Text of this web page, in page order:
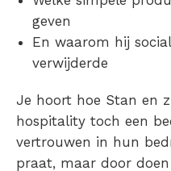
geven
En waarom hij
verwijderde
Je hoort hoe Stan en
hospitality toch een
vertrouwen in hun
praat, maar door